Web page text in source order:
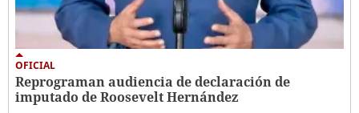
OFICIAL
Reprograman audiencia de declaración de
imputado de Roosevelt Hernández